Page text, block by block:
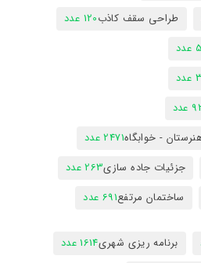
طراحی سقف کاذب120 عدد
- خوابگاه2471 عدد
جزئیات جاده سازی263 عدد
ساختمان مرتفع691 عدد
برنامه ریزی شهری1614 عدد